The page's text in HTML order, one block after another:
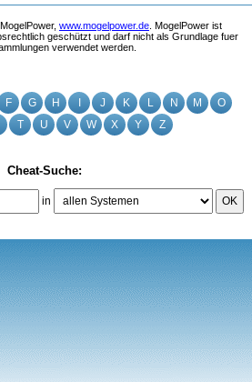
F G H J K L N M
O
T U V W X Y Z
Cheat-Suche:
in OK
www.mogelpower.de. MogelPower ist
geschützt und darf nicht als Grundlage fuer
verwendet werden.